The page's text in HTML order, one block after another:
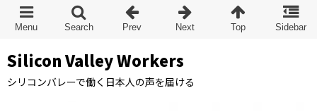
Silicon Valley Workers
シリコンバレーで働く日本人の声を届ける